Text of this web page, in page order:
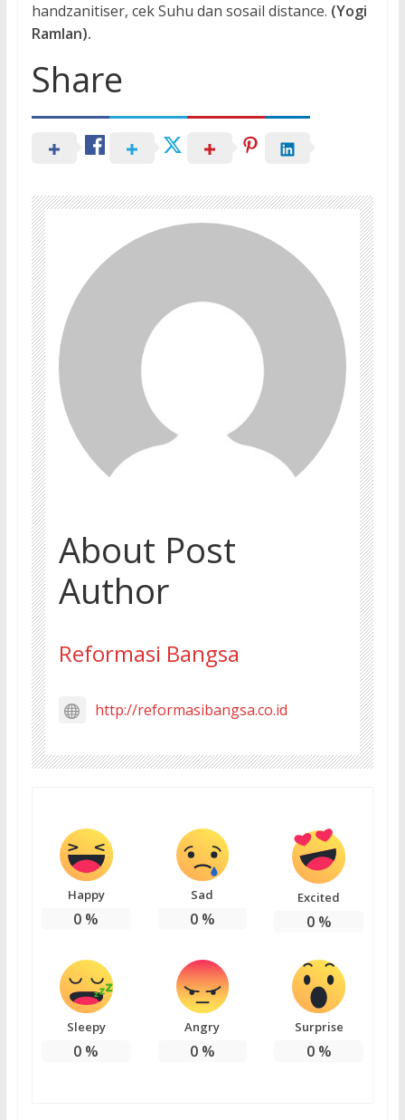
handzanitiser, cek Suhu dan sosail distance. (Yogi
Ramlan).
Share
About Post
Author
Reformasi Bangsa
http://reformasibangsa.co.id
Happy
0 %
Sad
0%
Excited
0%
Sleepy
0 %
Angry
0%
Surprise
0%